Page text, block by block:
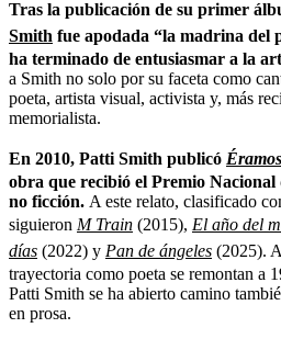
Tras la publicación de su primer
Smith fue apodada “la madrina del
ha terminado de entusiasmar a la
a Smith no solo por su faceta como
poeta, artista visual, activista y, más
memorialista.
En 2010, Patti Smith publicó
obra que recibió el Premio
no ficción. A este relato, clasificado
siguieron M Train (2015), El año del
días (2022) y Pan de ángeles (2025).
trayectoria como poeta se remontan a
Patti Smith se ha abierto camino
en prosa.